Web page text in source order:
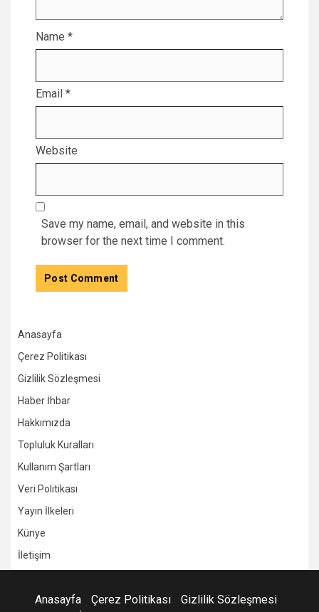
Name *
Email *
Website
Save my name, email, and website in this
browser for the next time I comment.
Anasayfa
Çerez Politikası
Gizlilik Sözleşmesi
Haber İhbar
Hakkımızda
Topluluk Kuralları
Kullanım Şartları
Veri Politikası
Yayın İlkeleri
Künye
İletişim
Anasayfa Çerez Politikası
Gizlilik Sözleşmesi